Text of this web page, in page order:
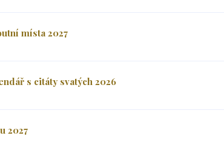
místa 2027
s citáty svatých 2026
2027